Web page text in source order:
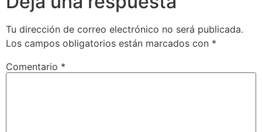
Tu dirección de correo electrónico no será publicada.
Los campos obligatorios están marcados con *
Comentario *